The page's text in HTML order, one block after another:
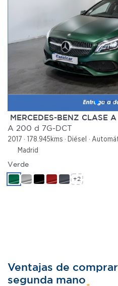
MERCEDES-BENZ CLASE A
A 200 d 7G-DCT
2017 178.945kms Diésel
Madrid
Verde
+2
Ventajas de
segunda mano